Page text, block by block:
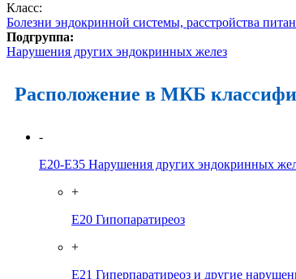
Класс:
Болезни эндокринной системы, расстройства
Подгруппа:
Нарушения других эндокринных желез
Расположение в МКБ
-
E20-E35 Нарушения других эндокринных
+
E20 Гипопаратиреоз
+
E21 Гиперпаратиреоз и другие